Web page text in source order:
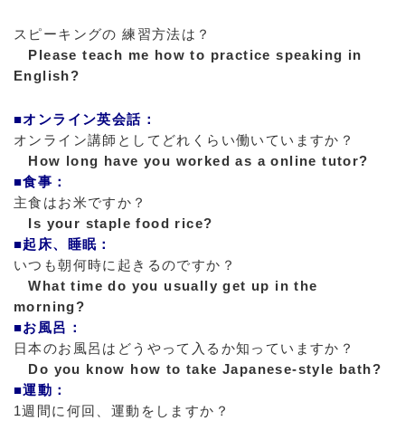
スピーキングの 練習方法は？
Please teach me how to practice speaking in
English?
■オンライン英会話：
オンライン講師としてどれくらい働いていますか？
How long have you worked as a online tutor?
■食事：
主食はお米ですか？
Is your staple food rice?
■起床、睡眠：
いつも朝何時に起きるのですか？
What time do you usually get up in the
morning?
■お風呂：
日本のお風呂はどうやって入るか知っていますか？
Do you know how to take Japanese-style bath?
■運動：
1週間に何回、運動をしますか？